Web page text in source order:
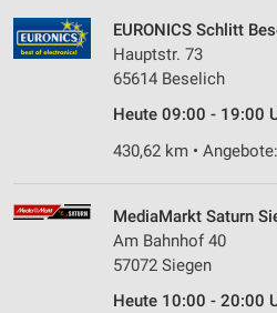
EURONICS Schlitt
Hauptstr. 73
65614 Beselich
Heute 09:00 - 19:00
430,62 km •
MediaMarkt Saturn
Am Bahnhof 40
57072 Siegen
Heute 10:00 - 20:00